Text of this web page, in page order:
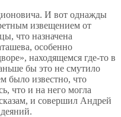
И вот однажды
извещением от
что назначена
особенно
находящемся где-то в
бы это не смутило
было известно, что
что и на него могла
и совершил Андрей